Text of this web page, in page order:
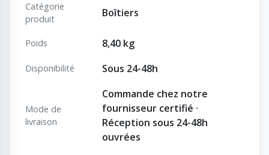
Catégorie
produit
Boîtiers
Poids 8,40 kg
Disponibilité Sous 24-48h
Mode de
livraison
Commande chez notre
fournisseur certifié ·
Réception sous 24-48h
ouvrées